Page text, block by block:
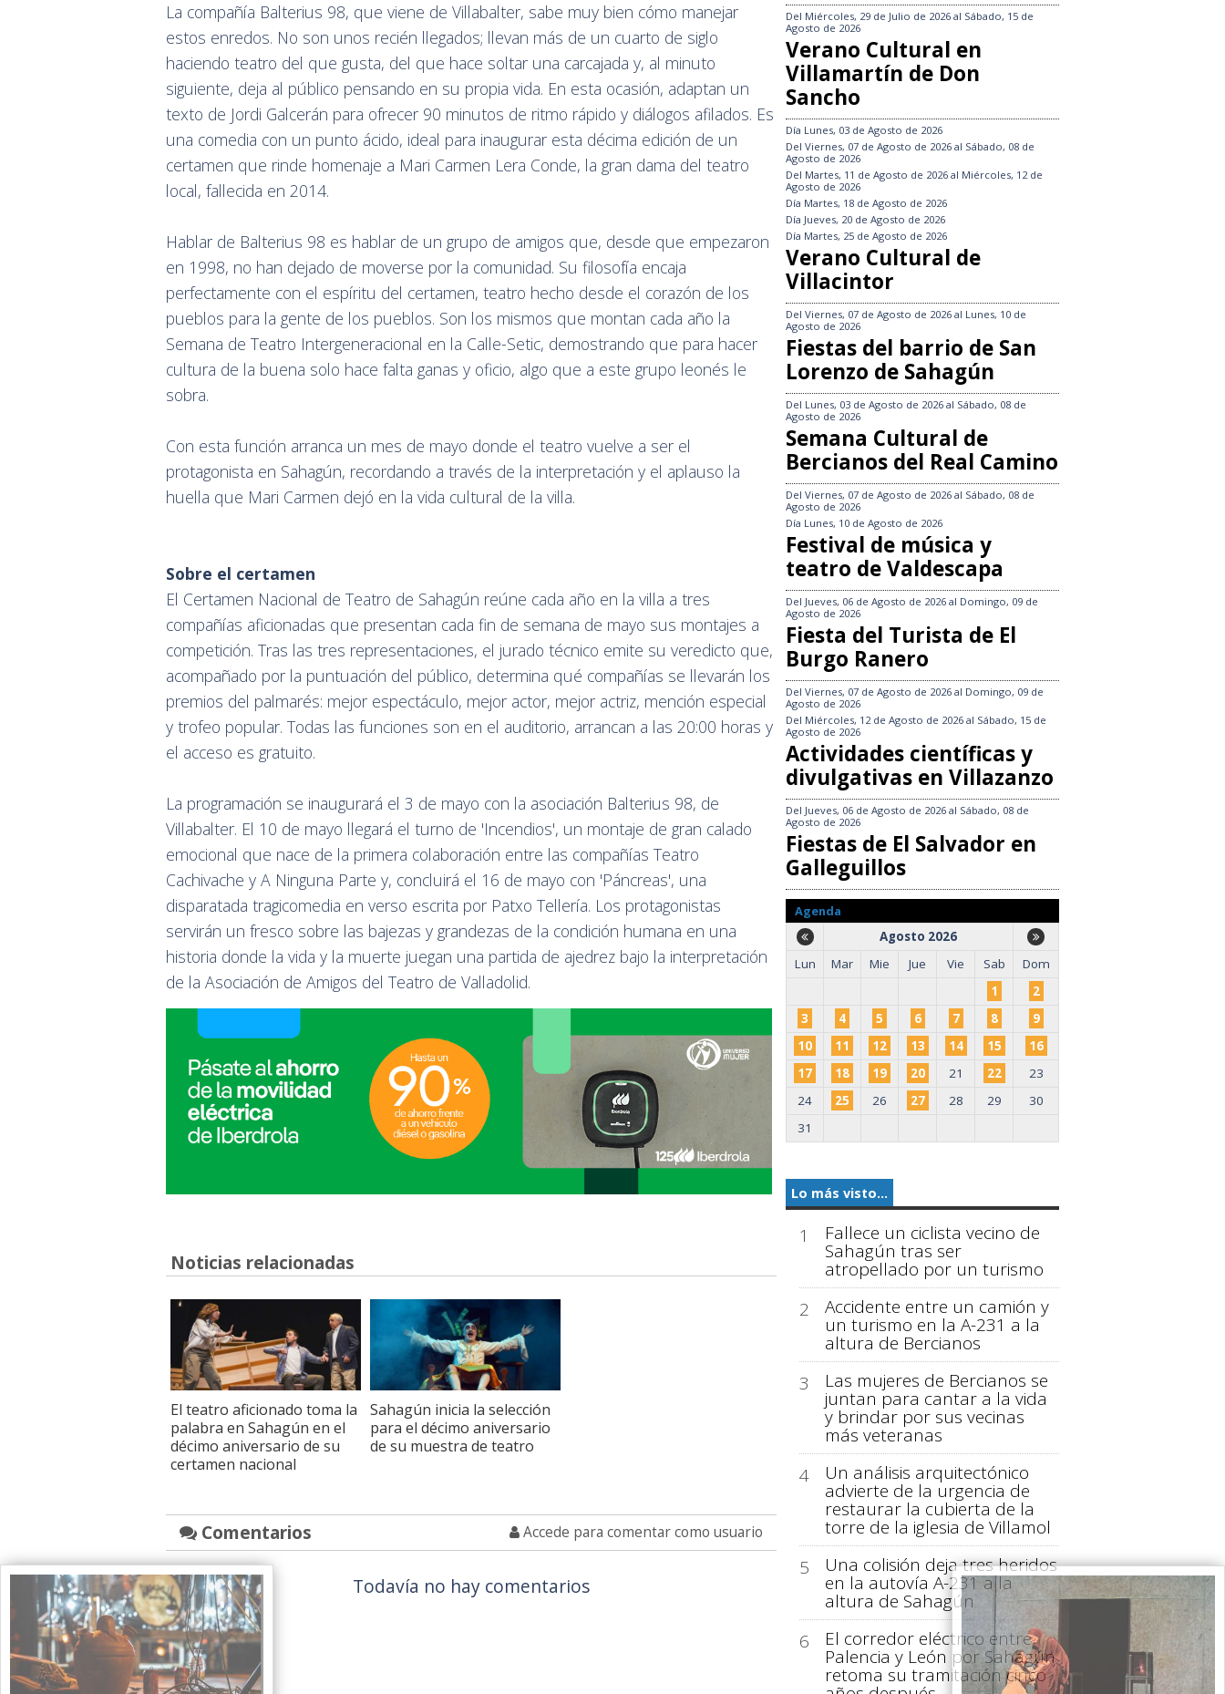
La compañía Balterius 98, que viene de Villabalter, sabe muy bien cómo manejar
estos enredos. No son unos recién llegados; llevan más de un cuarto de siglo
haciendo teatro del que gusta, del que hace soltar una carcajada y, al minuto
siguiente, deja al público pensando en su propia vida. En esta ocasión, adaptan un
texto de Jordi Galcerán para ofrecer 90 minutos de ritmo rápido y diálogos afilados. Es
una comedia con un punto ácido, ideal para inaugurar esta décima edición de un
certamen que rinde homenaje a Mari Carmen Lera Conde, la gran dama del teatro
local, fallecida en 2014.
Hablar de Balterius 98 es hablar de un grupo de amigos que, desde que empezaron
en 1998, no han dejado de moverse por la comunidad. Su filosofía encaja
perfectamente con el espíritu del certamen, teatro hecho desde el corazón de los
pueblos para la gente de los pueblos. Son los mismos que montan cada año la
Semana de Teatro Intergeneracional en la Calle-Setic, demostrando que para hacer
cultura de la buena solo hace falta ganas y oficio, algo que a este grupo leonés le
sobra.
Con esta función arranca un mes de mayo donde el teatro vuelve a ser el
protagonista en Sahagún, recordando a través de la interpretación y el aplauso la
huella que Mari Carmen dejó en la vida cultural de la villa.
Sobre el certamen
El Certamen Nacional de Teatro de Sahagún reúne cada año en la villa a tres
compañías aficionadas que presentan cada fin de semana de mayo sus montajes a
competición. Tras las tres representaciones, el jurado técnico emite su veredicto que,
acompañado por la puntuación del público, determina qué compañías se llevarán los
premios del palmarés: mejor espectáculo, mejor actor, mejor actriz, mención especial
y trofeo popular. Todas las funciones son en el auditorio, arrancan a las 20:00 horas y
el acceso es gratuito.
La programación se inaugurará el 3 de mayo con la asociación Balterius 98, de
Villabalter. El 10 de mayo llegará el turno de 'Incendios', un montaje de gran calado
emocional que nace de la primera colaboración entre las compañías Teatro
Cachivache y A Ninguna Parte y, concluirá el 16 de mayo con 'Páncreas', una
disparatada tragicomedia en verso escrita por Patxo Tellería. Los protagonistas
servirán un fresco sobre las bajezas y grandezas de la condición humana en una
historia donde la vida y la muerte juegan una partida de ajedrez bajo la interpretación
de la Asociación de Amigos del Teatro de Valladolid.
Noticias relacionadas
El teatro aficionado toma la
palabra en Sahagún en el
décimo aniversario de su
certamen nacional
Sahagún inicia la selección
para el décimo aniversario
de su muestra de teatro
Comentarios Accede para comentar como usuario
Todavía no hay comentarios
Del Miércoles, 29 de Julio de 2026 al Sábado, 15 de
Agosto de 2026
Verano Cultural en
Villamartín de Don
Sancho
Día Lunes, 03 de Agosto de 2026
Del Viernes, 07 de Agosto de 2026 al Sábado, 08 de
Agosto de 2026
Del Martes, 11 de Agosto de 2026 al Miércoles, 12 de
Agosto de 2026
Día Martes, 18 de Agosto de 2026
Día Jueves, 20 de Agosto de 2026
Día Martes, 25 de Agosto de 2026
Verano Cultural de
Villacintor
Del Viernes, 07 de Agosto de 2026 al Lunes, 10 de
Agosto de 2026
Fiestas del barrio de San
Lorenzo de Sahagún
Del Lunes, 03 de Agosto de 2026 al Sábado, 08 de
Agosto de 2026
Semana Cultural de
Bercianos del Real Camino
Del Viernes, 07 de Agosto de 2026 al Sábado, 08 de
Agosto de 2026
Día Lunes, 10 de Agosto de 2026
Festival de música y
teatro de Valdescapa
Del Jueves, 06 de Agosto de 2026 al Domingo, 09 de
Agosto de 2026
Fiesta del Turista de El
Burgo Ranero
Del Viernes, 07 de Agosto de 2026 al Domingo, 09 de
Agosto de 2026
Del Miércoles, 12 de Agosto de 2026 al Sábado, 15 de
Agosto de 2026
Actividades científicas y
divulgativas en Villazanzo
Del Jueves, 06 de Agosto de 2026 al Sábado, 08 de
Agosto de 2026
Fiestas de El Salvador en
Galleguillos
Agenda
Agosto 2026
Lun
Mar Mie Jue Vie Sab
Dom
1
2
3
4 5 6 7 8
9
10
11 12 13 14 15
16
17
18 19 20 21 22
23
24
25 26 27 28 29
30
31
Lo más visto...
1 Fallece un ciclista vecino de
Sahagún tras ser
atropellado por un turismo
2
Accidente entre un camión y
un turismo en la A-231 a la
altura de Bercianos
3
Las mujeres de Bercianos se
juntan para cantar a la vida
y brindar por sus vecinas
más veteranas
4
Un análisis arquitectónico
advierte de la urgencia de
restaurar la cubierta de la
torre de la iglesia de Villamol
5
Una colisión deja tres heridos
en la autovía A-231 a la
altura de Sahagún
6
El corredor eléctrico entre
Palencia y León por Sahagún
retoma su tramitación cinco